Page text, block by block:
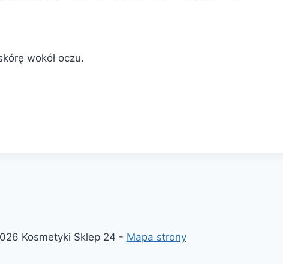
wokół oczu.
Kosmetyki Sklep 24 - Mapa strony